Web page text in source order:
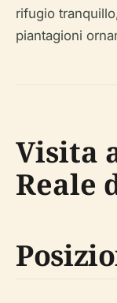
rifugio
piantagioni
Visita
Reale